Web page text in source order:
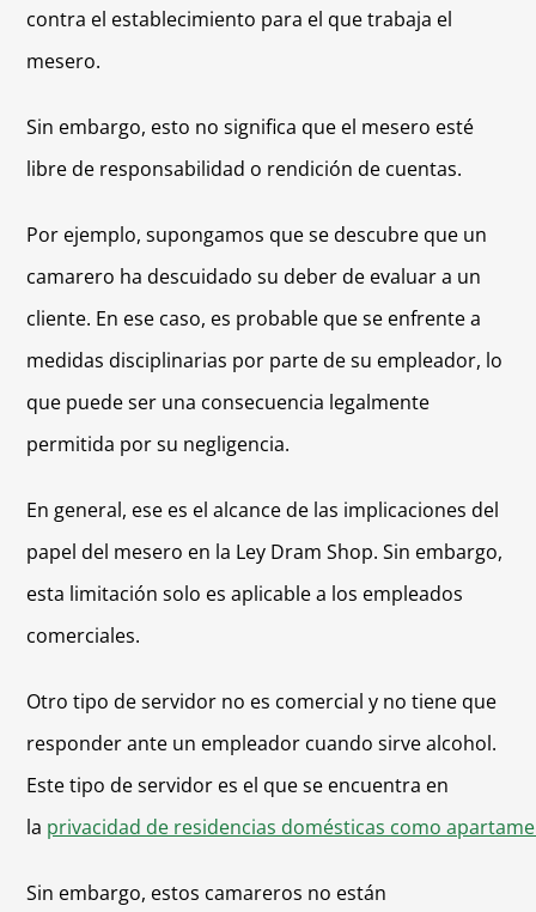
contra el establecimiento para el que trabaja el
mesero.
Sin embargo, esto no significa que el mesero esté
libre de responsabilidad o rendición de cuentas.
Por ejemplo, supongamos que se descubre que un
camarero ha descuidado su deber de evaluar a un
cliente. En ese caso, es probable que se enfrente a
medidas disciplinarias por parte de su empleador, lo
que puede ser una consecuencia legalmente
permitida por su negligencia.
En general, ese es el alcance de las implicaciones del
papel del mesero en la Ley Dram Shop. Sin embargo,
esta limitación solo es aplicable a los empleados
comerciales.
Otro tipo de servidor no es comercial y no tiene que
responder ante un empleador cuando sirve alcohol.
Este tipo de servidor es el que se encuentra en
la privacidad de residencias domésticas como
Sin embargo, estos camareros no están